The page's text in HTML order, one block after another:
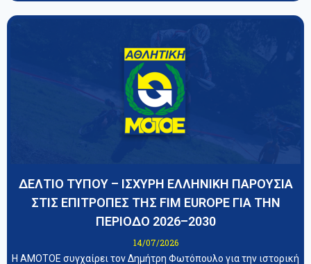
ΔΕΛΤΙΟ ΤΥΠΟΥ – ΙΣΧΥΡΗ ΕΛΛΗΝΙΚΗ ΠΑΡΟΥΣΙΑ
ΣΤΙΣ ΕΠΙΤΡΟΠΕΣ ΤΗΣ FIM EUROPE ΓΙΑ ΤΗΝ
ΠΕΡΙΟΔΟ 2026–2030
14/07/2026
Η ΑΜΟΤΟΕ συγχαίρει τον Δημήτρη Φωτόπουλο για την ιστορική